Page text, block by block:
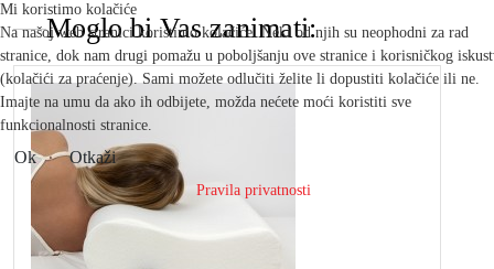
Moglo bi Vas zanimati:
Mi koristimo kolačiće
Na našoj web stranici koristimo kolačiće. Neki od njih su neophodni za rad
stranice, dok nam drugi pomažu u poboljšanju ove stranice i korisničkog
(kolačići za praćenje). Sami možete odlučiti želite li dopustiti kolačiće ili ne.
Imajte na umu da ako ih odbijete, možda nećete moći koristiti sve
funkcionalnosti stranice.
Ok Otkaži
Pravila privatnosti